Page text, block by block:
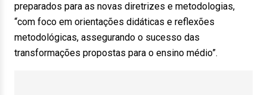
preparados para as novas diretrizes e metodologias,
“com foco em orientações didáticas e reflexões
metodológicas, assegurando o sucesso das
transformações propostas para o ensino médio”.